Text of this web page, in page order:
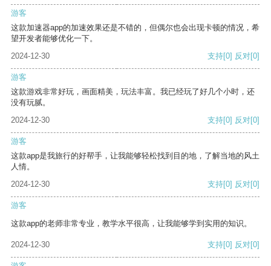
游客
这款加速器app的加速效果还是不错的，但偶尔也会出现卡顿的情况，希
望开发者能够优化一下。
2024-12-30
支持[0] 反对[0]
游客
这款游戏非常好玩，画面精美，玩法丰富。我已经玩了好几个小时，还
没有玩腻。
2024-12-30
支持[0] 反对[0]
游客
这款app是我旅行的好帮手，让我能够轻松找到目的地，了解当地的风土
人情。
2024-12-30
支持[0] 反对[0]
游客
这款app的老师非常专业，教学水平很高，让我能够学到实用的知识。
2024-12-30 支持[0] 反对[0]